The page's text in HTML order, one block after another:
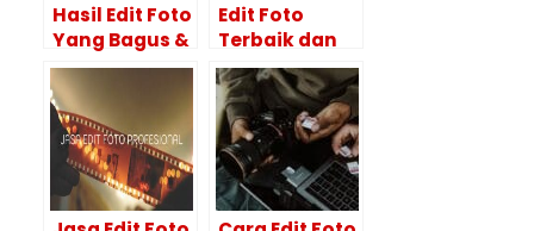
Hasil Edit Foto
Yang Bagus &
Tips
Menggunakan
Adobe
Photoshop
Edit Foto
Terbaik dan
Hasil
Maksimal Itu
Ya di Editor
Foto
Profesional